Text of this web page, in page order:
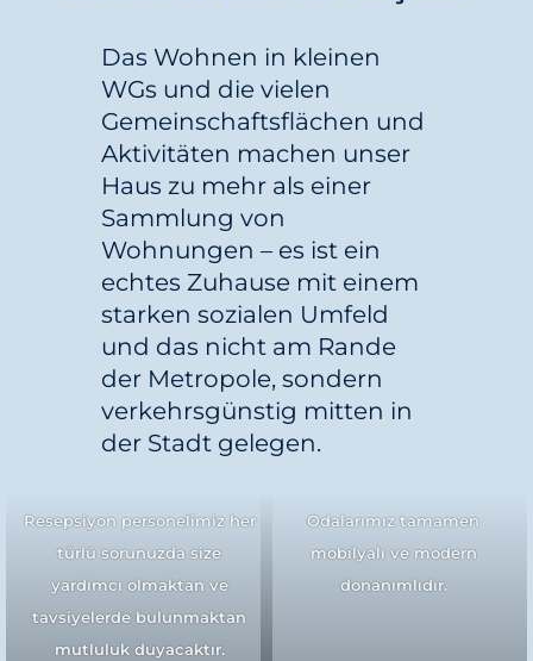
Das Wohnen in kleinen
WGs und die vielen
Gemeinschaftsflächen und
Aktivitäten machen unser
Haus zu mehr als einer
Sammlung von
Wohnungen – es ist ein
echtes Zuhause mit einem
starken sozialen Umfeld
und das nicht am Rande
der Metropole, sondern
verkehrsgünstig mitten in
der Stadt gelegen.
Resepsiyon personelimiz her
türlü sorunuzda size
yardımcı olmaktan ve
tavsiyelerde bulunmaktan
mutluluk duyacaktır.
Odalarımız tamamen
mobilyalı ve modern
donanımlıdır.